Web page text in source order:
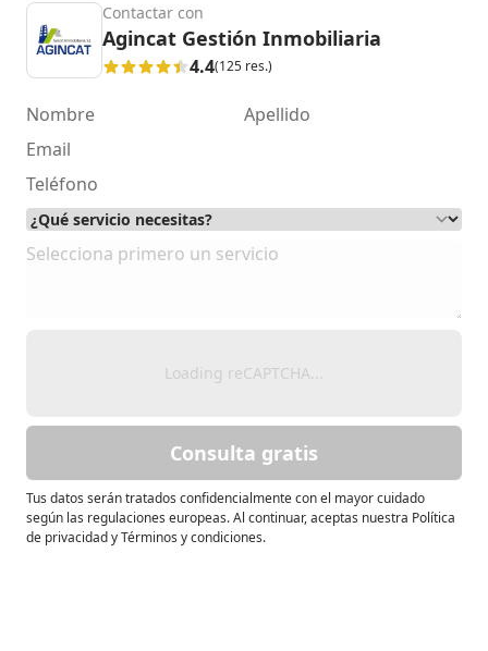
Contactar con
Agincat Gestión Inmobiliaria
4.4(125 res.)
Loading reCAPTCHA...
Consulta gratis
Tus datos serán tratados confidencialmente con el mayor cuidado
según las regulaciones europeas. Al continuar, aceptas nuestra Política
de privacidad y Términos y condiciones.